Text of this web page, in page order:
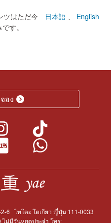
ツはただ今 日本語 、 English
す。
อง
6 ไทโตะ โตเกียว ญี่ปุ่น 111-0033
ไม่มีวันหยุดประจำ โทร: